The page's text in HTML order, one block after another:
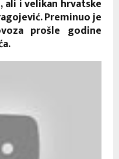
ali i velikan hrvatske
Preminuo je
prošle godine